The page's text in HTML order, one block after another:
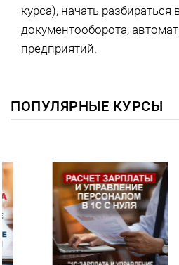
курса), начать
документооборота,
предприятий.
ПОПУЛЯРНЫЕ КУРСЫ